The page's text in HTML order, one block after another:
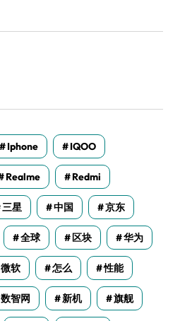
Iphone IQOO
Realme Redmi
三星 中国 京东
全球 区块 华为
微软 怎么 性能
数智网 新机 旗舰